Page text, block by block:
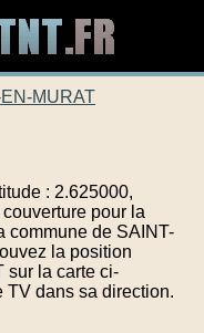
MURAT
: 2.625000,
pour la
commune de SAINT-
la position
sur la carte ci-
TV dans sa direction.